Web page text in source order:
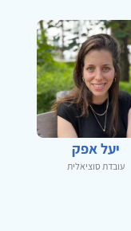
יעל אפק
עובדת סוציאלית